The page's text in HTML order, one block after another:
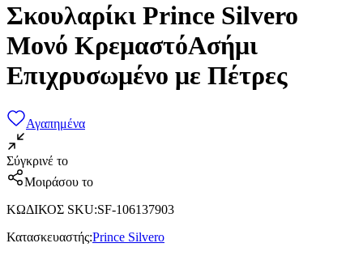
Σκουλαρίκι Prince Silvero
Μονό ΚρεμαστόΑσήμι
Επιχρυσωμένο με Πέτρες
Αγαπημένα
Σύγκρινέ το
Μοιράσου το
ΚΩΔΙΚΟΣ SKU:SF-106137903
Κατασκευαστής:Prince Silvero